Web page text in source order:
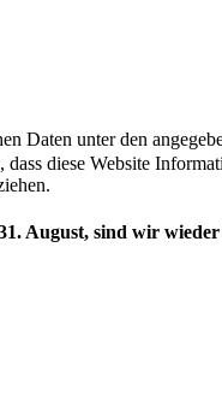
Daten unter den
diese Website
August, sind wir